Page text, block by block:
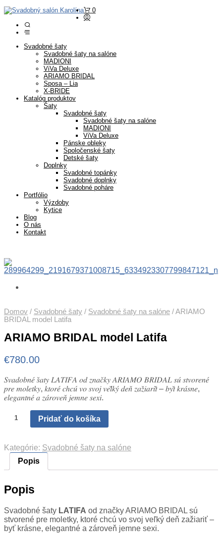
0
Svadobné šaty
Svadobné šaty na salóne
MADIONI
ViVa Deluxe
ARIAMO BRIDAL
Sposa – Lia
X-BRIDE
Katalóg produktov
Šaty
Svadobné šaty
Svadobné šaty na salóne
MADIONI
ViVa Deluxe
Pánske obleky
Spoločenské šaty
Detské šaty
Doplnky
Svadobné topánky
Svadobné doplnky
Svadobné poháre
Portfólio
Výzdoby
Kytice
Blog
O nás
Kontakt
Domov / Svadobné šaty / Svadobné šaty na salóne /ARIAMO
BRIDAL model Latifa
ARIAMO BRIDAL model Latifa
€780.00
𝑆𝑣𝑎𝑑𝑜𝑏𝑛𝑒́ 𝑠̌𝑎𝑡𝑦 𝐿𝐴𝑇𝐼𝐹𝐴 𝑜𝑑 𝑧𝑛𝑎𝑐̌𝑘𝑦 𝐴𝑅𝐼𝐴𝑀𝑂 𝐵𝑅𝐼𝐷𝐴𝐿 𝑠𝑢́ 𝑠𝑡𝑣𝑜𝑟𝑒𝑛𝑒́
𝑝𝑟𝑒 𝑚𝑜𝑙𝑒𝑡𝑘𝑦, 𝑘𝑡𝑜𝑟𝑒́ 𝑐ℎ𝑐𝑢́ 𝑣𝑜 𝑠𝑣𝑜𝑗 𝑣𝑒𝑙̌𝑘𝑦́ 𝑑𝑒𝑛̌ 𝑧𝑎𝑧̌𝑖𝑎𝑟𝑖𝑡̌ – 𝑏𝑦𝑡̌ 𝑘𝑟𝑎́𝑠𝑛𝑒,
𝑒𝑙𝑒𝑔𝑎𝑛𝑡𝑛𝑒́ 𝑎 𝑧𝑎́𝑟𝑜𝑣𝑒𝑛̌ 𝑗𝑒𝑚𝑛𝑒 𝑠𝑒𝑥𝑖.
Množstvo
Pridať do košíka
Kategórie: Svadobné šaty na salóne
Popis
Popis
Svadobné šaty LATIFA od značkyARIAMO BRIDAL sú
stvorené pre moletky, ktoré chcú vo svoj veľký deň zažiariť –
byť krásne, elegantné a zároveň jemne sexi.